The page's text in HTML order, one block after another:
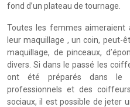
fond d’un plateau de tournage.
Toutes les femmes aimeraient
leur maquillage , un coin, peut-
maquillage, de pinceaux,
divers. Si dans le passé les
ont été préparés dans le
professionnels et des
sociaux, il est possible de jeter